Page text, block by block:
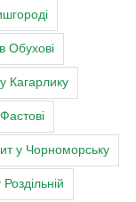
Обухові
Кагарлику
у Чорноморську